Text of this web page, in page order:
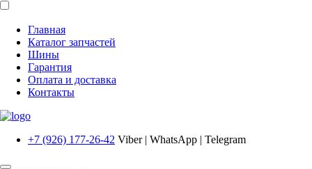
Главная
Каталог запчастей
Шины
Гарантия
Оплата и доставка
Контакты
+7 (926) 177-26-42 Viber | WhatsApp | Telegram